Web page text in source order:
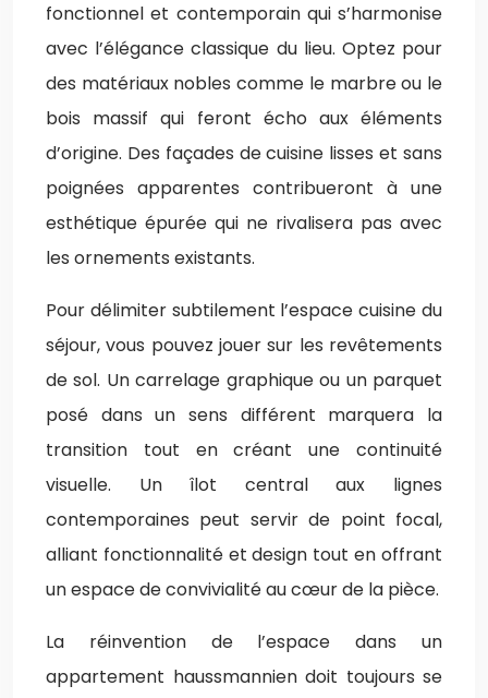
fonctionnel et contemporain qui s’harmonise
avec l’élégance classique du lieu. Optez pour
des matériaux nobles comme le marbre ou le
bois massif qui feront écho aux éléments
d’origine. Des façades de cuisine lisses et sans
poignées apparentes contribueront à une
esthétique épurée qui ne rivalisera pas avec
les ornements existants.
Pour délimiter subtilement l’espace cuisine du
séjour, vous pouvez jouer sur les revêtements
de sol. Un carrelage graphique ou un parquet
posé dans un sens différent marquera la
transition tout en créant une continuité
visuelle. Un îlot central aux lignes
contemporaines peut servir de point focal,
alliant fonctionnalité et design tout en offrant
un espace de convivialité au cœur de la pièce.
La réinvention de l’espace dans un
appartement haussmannien doit toujours se